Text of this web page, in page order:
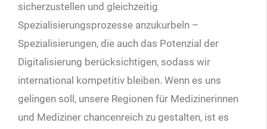
sicherzustellen und gleichzeitig
Spezialisierungsprozesse anzukurbeln –
Spezialisierungen, die auch das Potenzial der
Digitalisierung berücksichtigen, sodass wir
international kompetitiv bleiben. Wenn es uns
gelingen soll, unsere Regionen für Medizinerinnen
und Mediziner chancenreich zu gestalten, ist es